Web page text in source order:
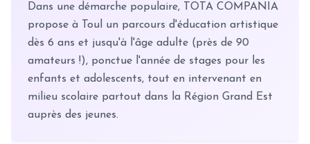
Dans une démarche populaire, TOTA COMPANIA
propose à Toul un parcours d'éducation artistique
dès 6 ans et jusqu'à l'âge adulte (près de 90
amateurs !), ponctue l'année de stages pour les
enfants et adolescents, tout en intervenant en
milieu scolaire partout dans la Région Grand Est
auprès des jeunes.